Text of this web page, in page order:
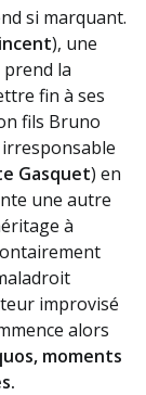
si marquant.
), une
la
fin à ses
fils Bruno
Gasquet) en
une autre
à
improvisé
alors
moments